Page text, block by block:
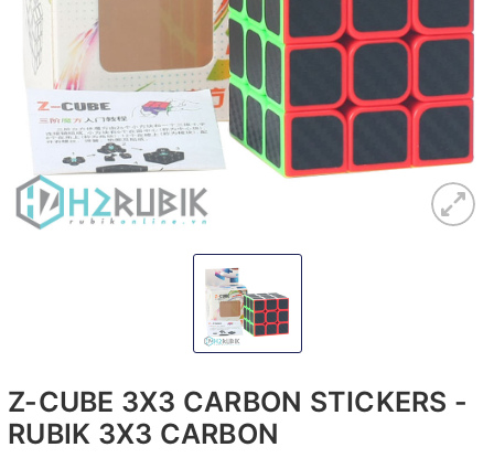
Z-CUBE 3X3 CARBON STICKERS -
RUBIK 3X3 CARBON